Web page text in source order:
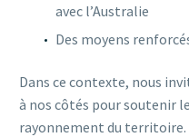
avec l’Australie
Des moyens
Dans ce contexte, nous
à nos côtés pour soutenir
rayonnement du territoire.